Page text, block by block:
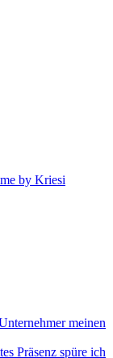
by Kriesi
meinen
Präsenz spüre ich